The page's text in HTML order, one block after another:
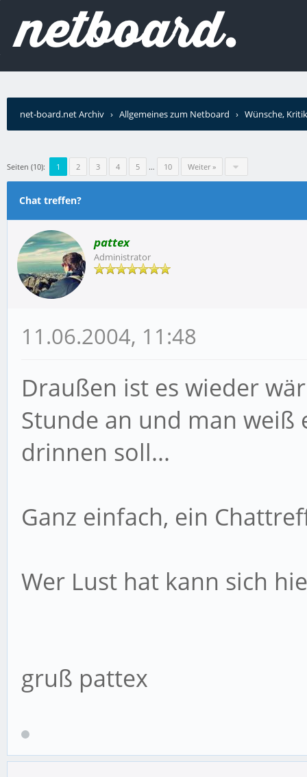
net-board.net Archiv › Allgemeines zum Netboard › Wünsche,
Seiten (10): 1 2 3 4 5 … 10 Weiter »
Chat treffen?
pattex
Administrator
11.06.2004, 11:48
Draußen ist es wieder
Stunde an und man weiß
drinnen soll...
Ganz einfach, ein
Wer Lust hat kann sich
gruß pattex